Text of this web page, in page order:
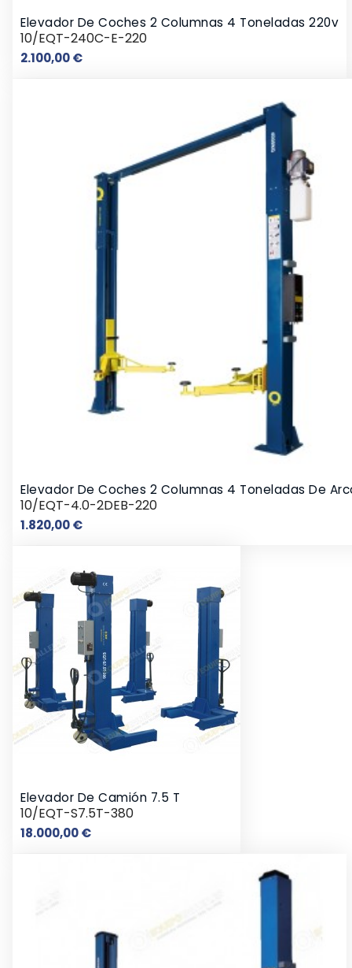
Elevador De Coches 2 Columnas 4 Toneladas 220v
10/EQT-240C-E-220
2.100,00 €Precio
Elevador De Coches 2 Columnas 4 Toneladas De
10/EQT-4.0-2DEB-220
1.820,00 €Precio
Elevador De Camión 7.5 T
10/EQT-S7.5T-380
18.000,00 €Precio